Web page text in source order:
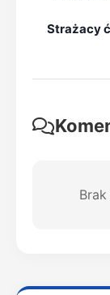
Strażacy